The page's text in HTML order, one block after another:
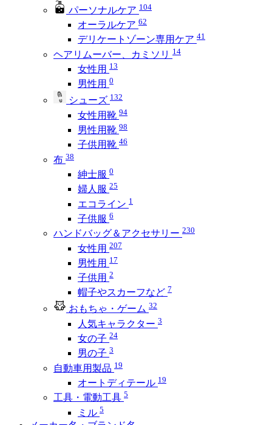
パーソナルケア 104
オーラルケア 62
デリケートゾーン専用ケア 41
ヘアリムーバー、カミソリ 14
女性用 13
男性用 0
シューズ 132
女性用靴 94
男性用靴 98
子供用靴 46
布 38
紳士服 0
婦人服 25
エコライン 1
子供服 6
ハンドバッグ＆アクセサリー 230
女性用 207
男性用 17
子供用 2
帽子やスカーフなど 7
おもちゃ・ゲーム 32
人気キャラクター 3
女の子 24
男の子 3
自動車用製品 19
オートディテール 19
工具・電動工具 5
ミル 5